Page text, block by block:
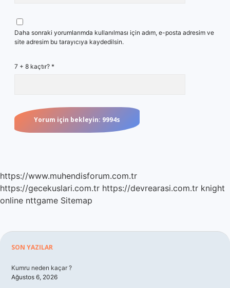
Daha sonraki yorumlarımda kullanılması için adım, e-posta adresim ve
site adresim bu tarayıcıya kaydedilsin.
7 + 8 kaçtır? *
https://www.muhendisforum.com.tr
https://gecekuslari.com.tr https://devrearasi.com.tr knight
online nttgame Sitemap
Sidebar
SON YAZILAR
Kumru neden kaçar ?
Ağustos 6, 2026